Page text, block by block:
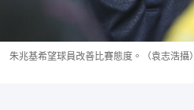
朱兆基希望球員改善比賽態度。（袁志浩攝）